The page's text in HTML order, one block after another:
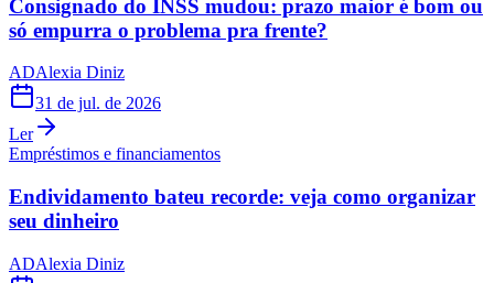
Consignado do INSS mudou: prazo maior é bom ou
só empurra o problema pra frente?
ADAlexia Diniz
31 de jul. de 2026
Ler
Empréstimos e financiamentos
Endividamento bateu recorde: veja como organizar
seu dinheiro
ADAlexia Diniz